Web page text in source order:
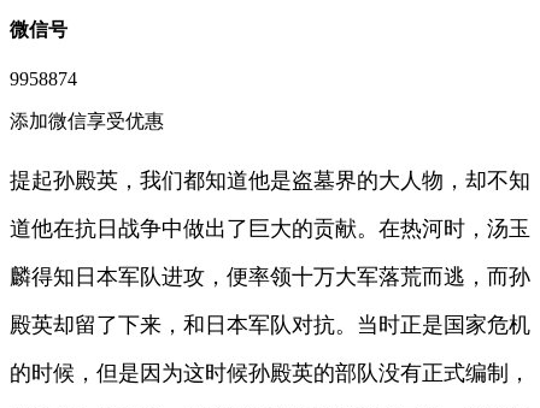
微信号
9958874
添加微信享受优惠
提起孙殿英，我们都知道他是盗墓界的大人物，却不知
道他在抗日战争中做出了巨大的贡献。在热河时，汤玉
麟得知日本军队进攻，便率领十万大军落荒而逃，而孙
殿英却留了下来，和日本军队对抗。当时正是国家危机
的时候，但是因为这时候孙殿英的部队没有正式编制，